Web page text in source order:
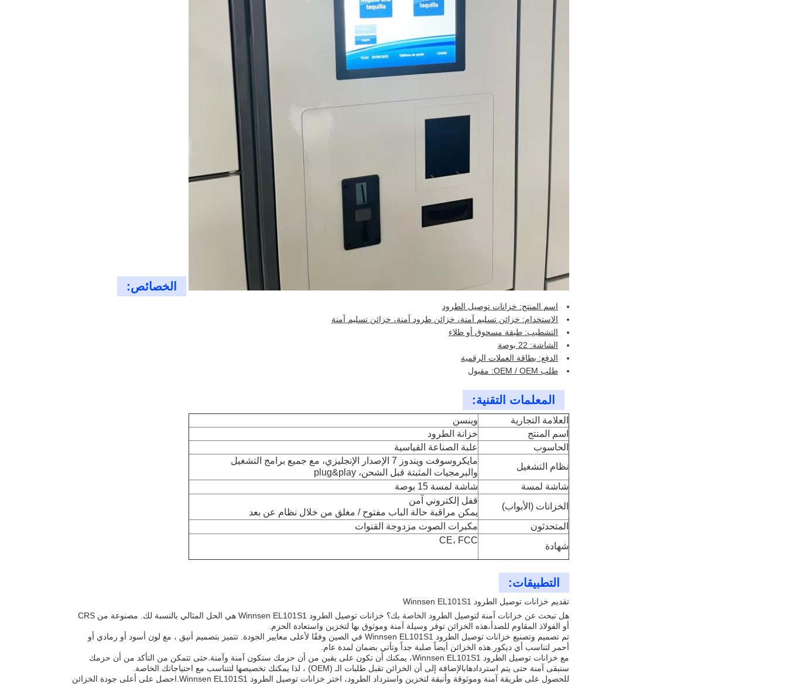
الخصائص:
اسم المنتج: خزانات توصيل الطرود
الاستخدام: خزائن تسليم آمنة، خزائن طرود آمنة، خزائن تسليم آمنة
التشطيب: طبقة مسحوق أو طلاء
الشاشة: 22 بوصة
الدفع: بطاقة العملات الرقمية
طلب OEM / OEM: مقبول
المعلمات التقنية:
العلامة التجارية
وينسن
اسم المنتج
خزانة الطرود
الحاسوب
علبة الصناعة القياسية
نظام التشغيل
مايكروسوفت ويندوز 7 الإصدار الإنجليزي، مع جميع برامج التشغيل
والبرمجيات المثبتة قبل الشحن، plug&play
شاشة لمسة
شاشة لمسة 15 بوصة
الخزانات (الأبواب)
قفل إلكتروني آمن
يمكن مراقبة حالة الباب مفتوح / مغلق من خلال نظام عن بعد
المتحدثون
مكبرات الصوت مزدوجة القنوات
شهادة
CE، FCC
التطبيقات:
تقديم خزانات توصيل الطرود Winnsen EL101S1
هل تبحث عن خزانات آمنة لتوصيل الطرود الخاصة بك؟ خزانات توصيل الطرود Winnsen EL101S1 هي الحل المثالي بالنسبة لك. مصنوعة من CRS
أو الفولاذ المقاوم للصدأ،هذه الخزائن توفر وسيلة آمنة وموثوق بها لتخزين واستعادة الحزم.
تم تصميم وتصنيع خزانات توصيل الطرود Winnsen EL101S1 في الصين وفقًا لأعلى معايير الجودة. تتميز بتصميم أنيق ، مع لون أسود أو رمادي أو
أحمر لتناسب أي ديكور.هذه الخزائن أيضاً صلبة جداً وتأتي بضمان لمدة عام.
مع خزانات توصيل الطرود Winnsen EL101S1، يمكنك أن تكون على يقين من أن حزمك ستكون آمنة وآمنة.حتى تتمكن من التأكد من أن حزمك
ستبقى آمنة حتى يتم استردادهابالإضافة إلى أن الخزائن تقبل طلبات الـ (OEM) ، لذا يمكنك تخصيصها لتتناسب مع احتياجاتك الخاصة.
للحصول على طريقة آمنة وموثوقة وأنيقة لتخزين واسترداد الطرود، اختر خزانات توصيل الطرود Winnsen EL101S1.احصل على أعلى جودة الخزائن